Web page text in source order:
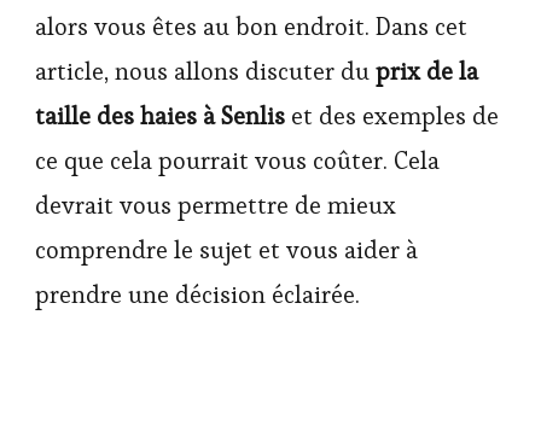
alors vous êtes au bon endroit. Dans cet
article, nous allons discuter duprix de la
taille des haies à Senlis et des exemples de
ce que cela pourrait vous coûter. Cela
devrait vous permettre de mieux
comprendre le sujet et vous aider à
prendre une décision éclairée.